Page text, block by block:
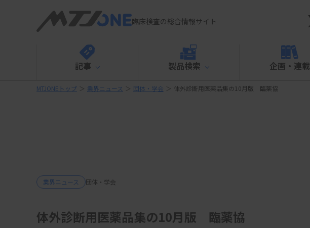
臨床検査の総合情報サイト
記事 製品検索 企画・連載
MTJONEトップ ＞ 業界ニュース ＞ 団体・学会 ＞ 体外診断用医薬品集の10月版 臨薬協
業界ニュース 団体・学会
体外診断用医薬品集の10月版 臨薬協